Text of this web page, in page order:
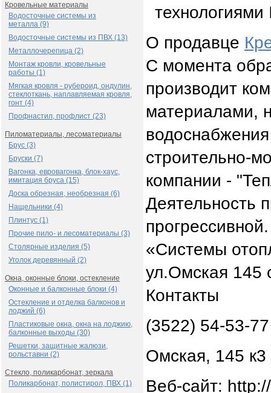
Кровельные материалы
Водосточные системы из
металла (9)
Водосточные системы из ПВХ (13)
Металлочерепица (2)
Монтаж кровли, кровельные
работы (1)
Мягкая кровля - рубероид, ондулин,
стеклоткань, наплавляемая кровля,
гонт (4)
Профнастил, профлист (23)
Пиломатериалы, лесоматериалы
Брус (3)
Бруски (7)
Вагонка, евровагонка, блок-хаус,
имитация бруса (15)
Доска обрезная, необрезная (6)
Нащельники (4)
Плинтус (1)
Прочие пило- и лесоматериалы (3)
Столярные изделия (5)
Уголок деревянный (2)
Окна, оконные блоки, остекление
Оконные и балконные блоки (4)
Остекление и отделка балконов и
лоджий (6)
Пластиковые окна, окна на лоджию,
балконные выходы (30)
Решетки, защитные жалюзи,
рольставни (2)
Стекло, поликарбонат, зеркала
Поликарбонат, полистирол, ПВХ (1)
О продавце
С момента
производит
материалами,
строительно-
компании -
Деятельность
«Системы
ул.Омская 145
Контакты
(3522) 54-53-
Омская, 145
Веб-сайт: